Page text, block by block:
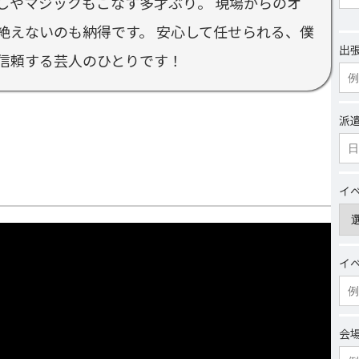
えないのも納得です。 安心して任せられる、僕
頼する芸人のひとりです！
出
派
イ
イ
会